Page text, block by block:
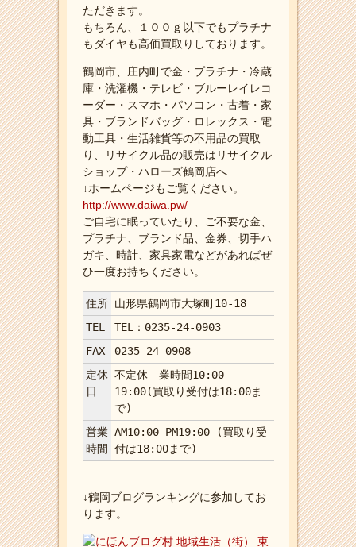
ただきます。
もちろん、１００ｇ以下でもプラチナ
もダイヤも高価買取りしております。
鶴岡市、庄内町で金・プラチナ・冷蔵
庫・洗濯機・テレビ・ブルーレイレコ
ーダー・スマホ・パソコン・古着・家
具・ブランドバッグ・ロレックス・電
動工具・生活雑貨等の不用品の買取
り、リサイクル品の販売はリサイクル
ショップ・ハローズ鶴岡店へ
↓ホームページもご覧ください。
http://www.daiwa.pw/
ご自宅に眠っていたり、ご不要な金、
プラチナ、ブランド品、金券、切手ハ
ガキ、時計、家具家電などがあればぜ
ひ一度お持ちください。
住所 山形県鶴岡市大塚町10-18
TEL
TEL：0235-24-0903
FAX
0235-24-0908
定休
日
不定休 業時間10:00-
19:00(買取り受付は18:00ま
で)
営業
時間
AM10:00-PM19:00 (買取り受
付は18:00まで)
↓鶴岡ブログランキングに参加してお
ります。